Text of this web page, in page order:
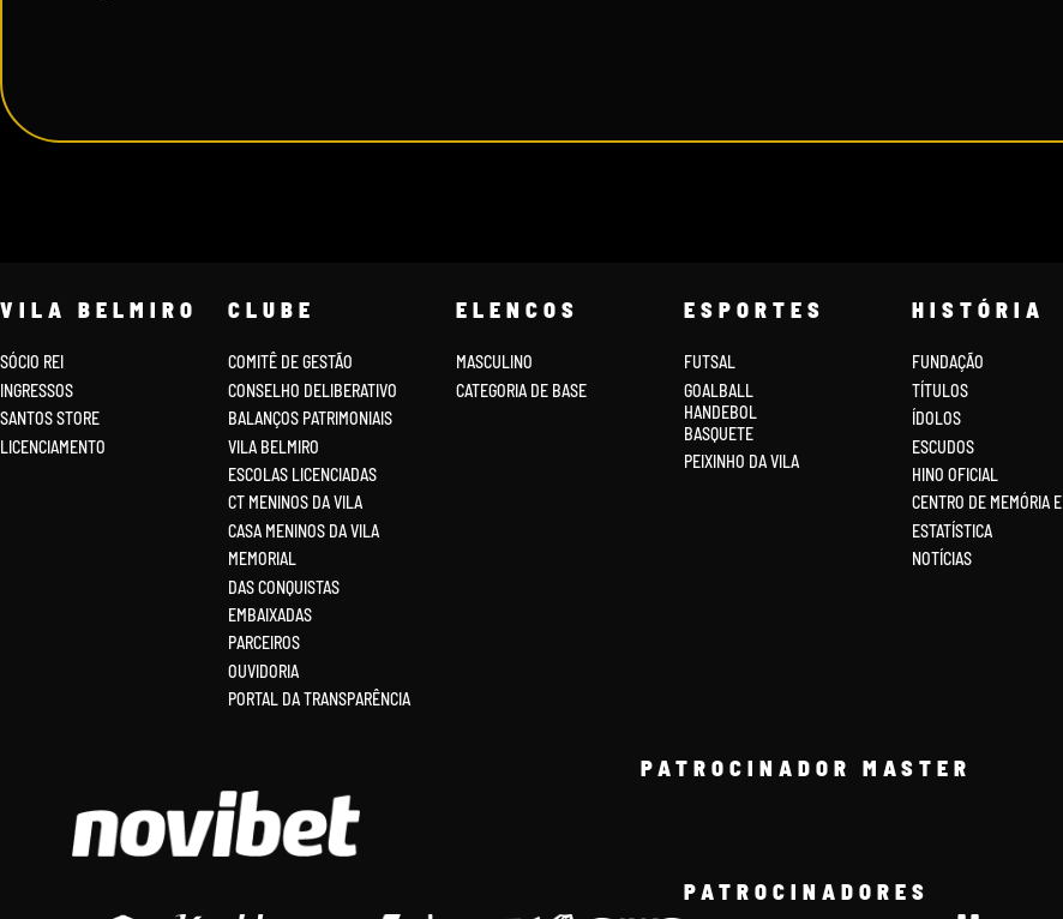
VILA BELMIRO
SÓCIO REI
INGRESSOS
SANTOS STORE
LICENCIAMENTO
CLUBE
COMITÊ DE GESTÃO
CONSELHO DELIBERATIVO
BALANÇOS PATRIMONIAIS
VILA BELMIRO
ESCOLAS LICENCIADAS
CT MENINOS DA VILA
CASA MENINOS DA VILA
MEMORIAL
DAS CONQUISTAS
EMBAIXADAS
PARCEIROS
OUVIDORIA
PORTAL DA TRANSPARÊNCIA
ELENCOS
MASCULINO
CATEGORIA DE BASE
ESPORTES
FUTSAL
GOALBALL
HANDEBOL
BASQUETE
PEIXINHO DA VILA
HISTÓRIA
FUNDAÇÃO
TÍTULOS
ÍDOLOS
ESCUDOS
HINO OFICIAL
CENTRO DE MEMÓRIA E
ESTATÍSTICA
NOTÍCIAS
PATROCINADOR MASTER
PATROCINADORES